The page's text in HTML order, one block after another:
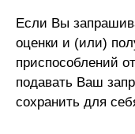
Если Вы
оценки и (или)
приспособлений
подавать Ваш
сохранить для